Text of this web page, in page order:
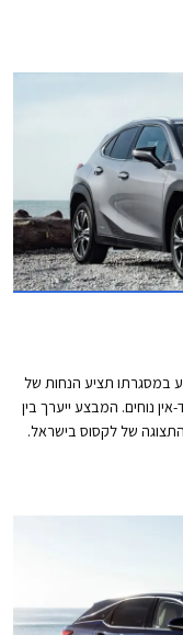
בידור ובטיחות
במסגרתו תציע הנחות של
אין נוחים. המבצע ייערך בין